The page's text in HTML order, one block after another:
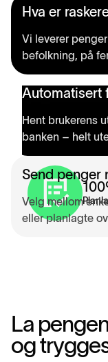
Hva er
Vi leverer
befolkning, på
Automatisert
Hent brukerens
banken – helt
100
Send penger
Velg mellom
eller planlagte
La penge
ogtrygge